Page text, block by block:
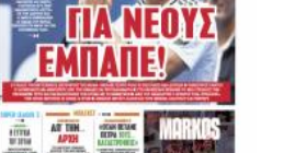
ADVERTISEMENT